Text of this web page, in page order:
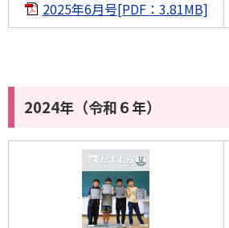
2025年6月号[PDF：3.81MB]
2024年（令和６年）